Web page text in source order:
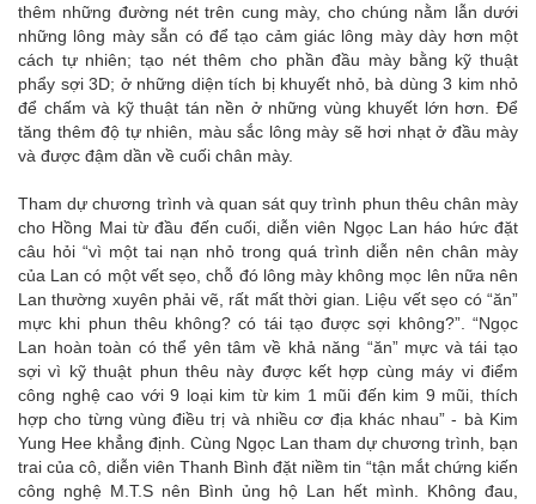
thêm những đường nét trên cung mày, cho chúng nằm lẫn dưới
những lông mày sẵn có để tạo cảm giác lông mày dày hơn một
cách tự nhiên; tạo nét thêm cho phần đầu mày bằng kỹ thuật
phẩy sợi 3D; ở những diện tích bị khuyết nhỏ, bà dùng 3 kim nhỏ
để chấm và kỹ thuật tán nền ở những vùng khuyết lớn hơn. Để
tăng thêm độ tự nhiên, màu sắc lông mày sẽ hơi nhạt ở đầu mày
và được đậm dần về cuối chân mày.
Tham dự chương trình và quan sát quy trình phun thêu chân mày
cho Hồng Mai từ đầu đến cuối, diễn viên Ngọc Lan háo hức đặt
câu hỏi “vì một tai nạn nhỏ trong quá trình diễn nên chân mày
của Lan có một vết sẹo, chỗ đó lông mày không mọc lên nữa nên
Lan thường xuyên phải vẽ, rất mất thời gian. Liệu vết sẹo có “ăn”
mực khi phun thêu không? có tái tạo được sợi không?”. “Ngọc
Lan hoàn toàn có thể yên tâm về khả năng “ăn” mực và tái tạo
sợi vì kỹ thuật phun thêu này được kết hợp cùng máy vi điểm
công nghệ cao với 9 loại kim từ kim 1 mũi đến kim 9 mũi, thích
hợp cho từng vùng điều trị và nhiều cơ địa khác nhau” - bà Kim
Yung Hee khẳng định. Cùng Ngọc Lan tham dự chương trình, bạn
trai của cô, diễn viên Thanh Bình đặt niềm tin “tận mắt chứng kiến
công nghệ M.T.S nên Bình ủng hộ Lan hết mình. Không đau,